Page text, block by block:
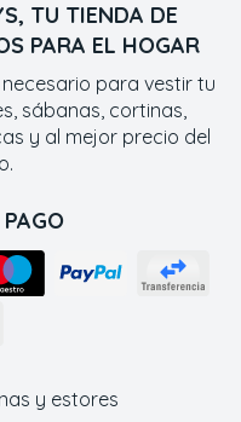
TU TIENDA DE
PARA EL HOGAR
para vestir tu
sábanas, cortinas,
y al mejor precio del
y estores